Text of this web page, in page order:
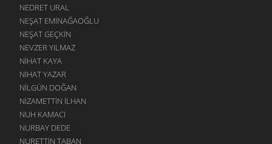
NEDRET URAL
NEŞAT EMINAĞAOĞLU
NEŞAT GEÇKIN
NEVZER YILMAZ
NIHAT KAYA
NIHAT YAZAR
NILGÜN DOĞAN
NIZAMETTIN İLHAN
NUH KAMACI
NURBAY DEDE
NURETTIN TABAN